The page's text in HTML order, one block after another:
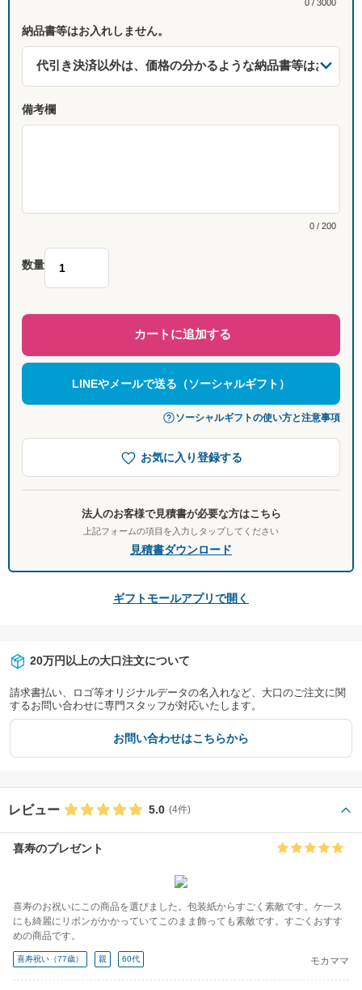
0 / 3000
納品書等はお入れしません。
備考欄
0 / 200
数量
カートに追加する
LINEやメールで送る（ソーシャルギフト）
ソーシャルギフトの使い方と注意事項
お気に入り登録する
法人のお客様で見積書が必要な方はこちら
上記フォームの項目を入力しタップしてください
見積書ダウンロード
ギフトモールアプリで開く
20万円以上の大口注文について
請求書払い、ロゴ等オリジナルデータの名入れなど、大口のご注文に関
するお問い合わせに専門スタッフが対応いたします。
お問い合わせはこちらから
レビュー 5.0 (4件)
喜寿のプレゼント
喜寿のお祝いにこの商品を選びました。包装紙からすごく素敵です。ケ一ス
にも綺麗にリボンがかかっていてこのまま飾っても素敵です。すごくおすす
めの商品です。
喜寿祝い（77歳） 親 60代 モカママ